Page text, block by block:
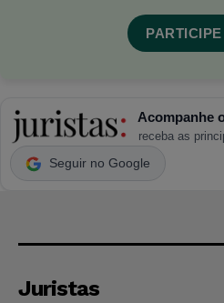
Acompanhe
receba as
Seguir no Google
Juristas